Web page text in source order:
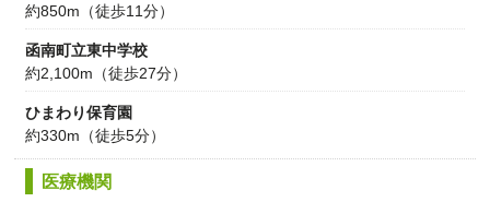
約850m（徒歩11分）
函南町立東中学校
約2,100m（徒歩27分）
ひまわり保育園
約330m（徒歩5分）
医療機関